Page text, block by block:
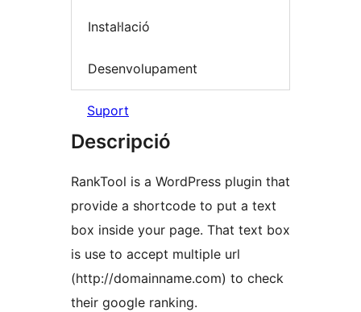
Instal·lació
Desenvolupament
Suport
Descripció
RankTool is a WordPress plugin that
provide a shortcode to put a text
box inside your page. That text box
is use to accept multiple url
(http://domainname.com) to check
their google ranking.